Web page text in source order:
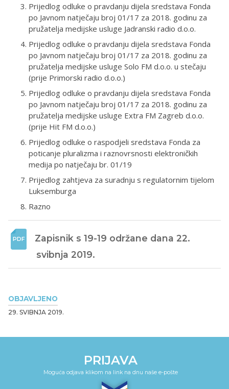
OBJAVLJENO
29. SVIBNJA 2019.
Prijedlog odluke o pravdanju dijela sredstava Fonda
po Javnom natječaju broj 01/17 za 2018. godinu za
pružatelja medijske usluge Jadranski radio d.o.o.
Prijedlog odluke o pravdanju dijela sredstava Fonda
po Javnom natječaju broj 01/17 za 2018. godinu za
pružatelja medijske usluge Solo FM d.o.o. u stečaju
(prije Primorski radio d.o.o.)
Prijedlog odluke o pravdanju dijela sredstava Fonda
po Javnom natječaju broj 01/17 za 2018. godinu za
pružatelja medijske usluge Extra FM Zagreb d.o.o.
(prije Hit FM d.o.o.)
Prijedlog odluke o raspodjeli sredstava Fonda za
poticanje pluralizma i raznovrsnosti elektroničkih
medija po natječaju br. 01/19
Prijedlog zahtjeva za suradnju s regulatornim tijelom
Luksemburga
Razno
Zapisnik s 19-19 održane dana 22.
svibnja 2019.
PRIJAVA
Moguća odjava klikom na link na dnu naše e-pošte